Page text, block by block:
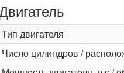
Тип двигателя
Число цилиндров /